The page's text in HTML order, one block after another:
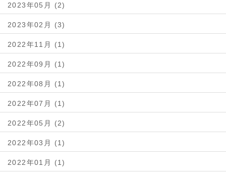
2023年05月 (2)
2023年02月 (3)
2022年11月 (1)
2022年09月 (1)
2022年08月 (1)
2022年07月 (1)
2022年05月 (2)
2022年03月 (1)
2022年01月 (1)